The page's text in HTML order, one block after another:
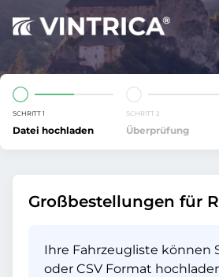
SCHRITT 1
Datei hochladen
SCHRITT 2
Überprüfung
Großbestellungen für
Ihre Fahrzeugliste können
oder CSV Format